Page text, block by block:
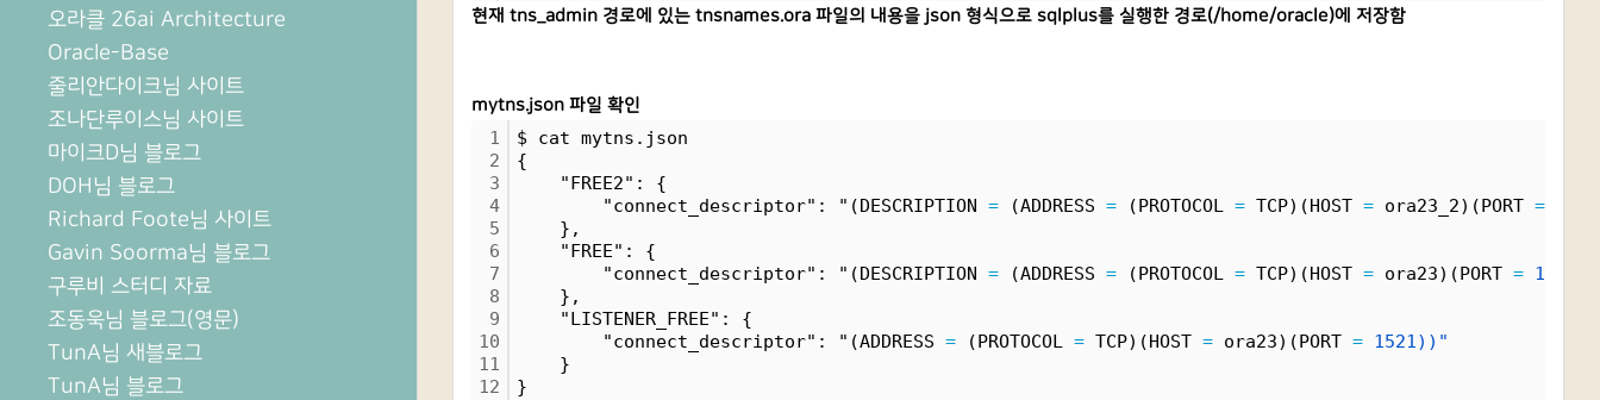
오라클 26ai Architecture
Oracle-Base
줄리안다이크님 사이트
조나단루이스님 사이트
마이크D님 블로그
DOH님 블로그
Richard Foote님 사이트
Gavin Soorma님 블로그
구루비 스터디 자료
조동욱님 블로그(영문)
TunA님 새블로그
TunA님 블로그
현재 tns_admin 경로에 있는 tnsnames.ora 파일의 내용을 json 형식으로 sqlplus를 실행한 경로(/home/oracle)에 저장함
mytns.json 파일 확인
1
2
3
4
5
6
7
8
9
10
11
12
$ cat mytns.json
{
"FREE2": {
"connect_descriptor": "(DESCRIPTION = (ADDRESS = (PROTOCOL = TCP)(HOST = ora23_2)(PORT =
},
"FREE": {
"connect_descriptor": "(DESCRIPTION = (ADDRESS = (PROTOCOL = TCP)(HOST = ora23)(PORT = 1521))
},
"LISTENER_FREE": {
"connect_descriptor": "(ADDRESS = (PROTOCOL = TCP)(HOST = ora23)(PORT = 1521))"
}
}